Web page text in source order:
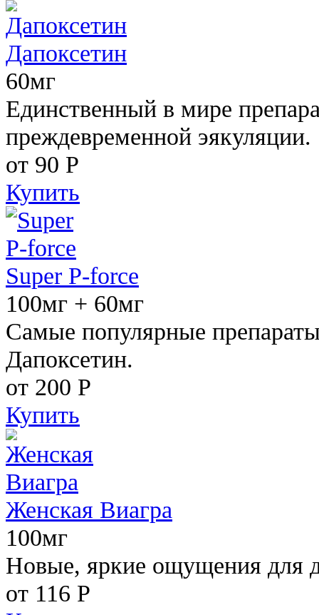
Дапоксетин
60мг
Единственный в мире
преждевременной эякуляции.
от 90 Р
Купить
Super P-force
100мг + 60мг
Самые популярные
Дапоксетин.
от 200 Р
Купить
Женская Виагра
100мг
Новые, яркие ощущения для
от 116 Р